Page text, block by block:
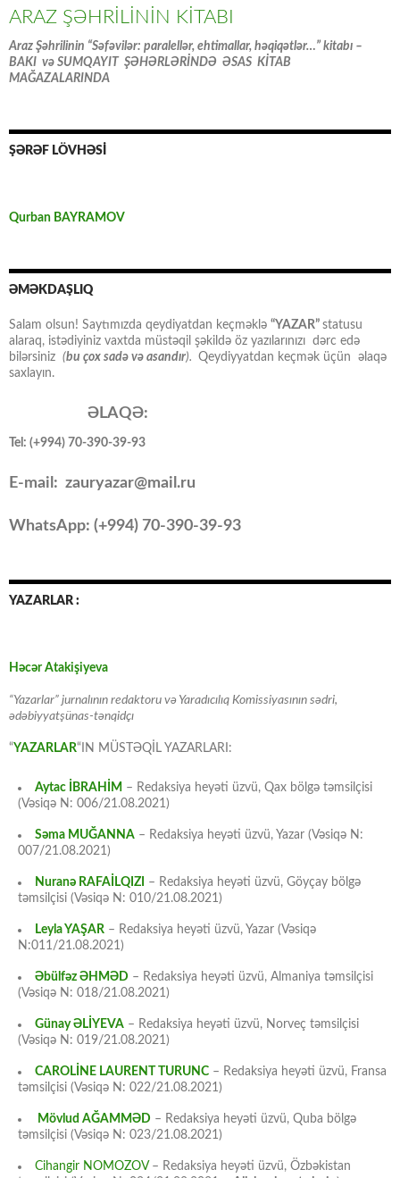
ARAZ ŞƏHRİLİNİN KİTABI
Araz Şəhrilinin “Səfəvilər: paralellər, ehtimallar, həqiqətlər…” kitabı –
BAKI və SUMQAYIT ŞƏHƏRLƏRİNDƏ ƏSAS KİTAB
MAĞAZALARINDA
ŞƏRƏF LÖVHƏSİ
Qurban BAYRAMOV
ƏMƏKDAŞLIQ
Salam olsun! Saytımızda qeydiyatdan keçməklə “YAZAR” statusu
alaraq, istədiyiniz vaxtda müstəqil şəkildə öz yazılarınızı dərc edə
bilərsiniz (bu çox sadə və asandır). Qeydiyyatdan keçmək üçün əlaqə
saxlayın.
ƏLAQƏ:
Tel: (+994) 70-390-39-93
E-mail: zauryazar@mail.ru
WhatsApp: (+994) 70-390-39-93
YAZARLAR :
Həcər Atakişiyeva
“Yazarlar” jurnalının redaktoru və Yaradıcılıq Komissiyasının sədri,
ədəbiyyatşünas-tənqidçı
“YAZARLAR“IN MÜSTƏQİL YAZARLARI:
Aytac İBRAHİM – Redaksiya heyəti üzvü, Qax bölgə təmsilçisi
(Vəsiqə N: 006/21.08.2021)
Səma MUĞANNA – Redaksiya heyəti üzvü, Yazar (Vəsiqə N:
007/21.08.2021)
Nuranə RAFAİLQIZI
– Redaksiya heyəti üzvü, Göyçay bölgə
təmsilçisi (Vəsiqə N: 010/21.08.2021)
Leyla YAŞAR – Redaksiya heyəti üzvü, Yazar (Vəsiqə
N:011/21.08.2021)
Əbülfəz ƏHMƏD – Redaksiya heyəti üzvü, Almaniya təmsilçisi
(Vəsiqə N: 018/21.08.2021)
Günay ƏLİYEVA – Redaksiya heyəti üzvü, Norveç təmsilçisi
(Vəsiqə N: 019/21.08.2021)
CAROLİNE LAURENT TURUNC – Redaksiya heyəti üzvü, Fransa
təmsilçisi (Vəsiqə N: 022/21.08.2021)
Mövlud AĞAMMƏD – Redaksiya heyəti üzvü, Quba bölgə
təmsilçisi (Vəsiqə N: 023/21.08.2021)
Cihangir NOMOZOV– Redaksiya heyəti üzvü, Özbəkistan